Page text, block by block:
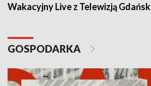
Wakacyjny Live z Telewizją Gdańsk
GOSPODARKA